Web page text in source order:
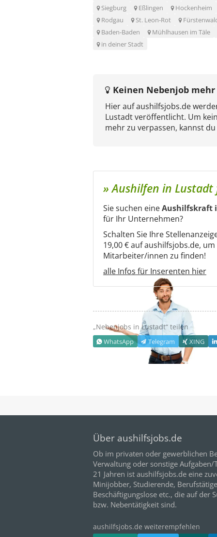
Siegburg
Eßlingen
Hockenheim
Rodgau
St. Leon-Rot
Baden-Baden
Mühlhausen im Täle
in deiner Stadt
Keinen Nebenjob mehr
Hier auf aushilfsjobs.de
Lustadt veröffentlicht. Um
mehr zu verpassen, kannst
» Aushilfen in
Sie suchen eineAushilfskraft
für Ihr Unternehmen?
Schalten Sie Ihre
19,00 € auf aushilfsjobs.de,
Mitarbeiter/innen zu finden!
alle Infos für Inserenten hier
„Nebenjobs inLustadt“ teilen
WhatsApp Telegram XING
Über aushilfsjobs.de
Ob im privaten oder gewerblichen
Verwaltung oder sonstige Aufgaben/
21 Jahren ist aushilfsjobs.de eine
Minijobber, Studierende,
Beschäftigungslose etc., die auf der
bzw. Nebentätigkeit sind.
aushilfsjobs.de weiterempfehlen